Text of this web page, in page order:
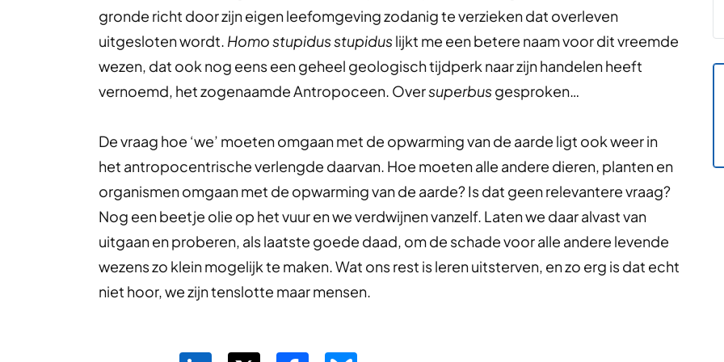
gronde richt door zijn eigen leefomgeving zodanig te verzieken dat overleven
uitgesloten wordt. Homo stupidus stupiduslijkt me een betere naam voor dit vreemde
wezen, dat ook nog eens een geheel geologisch tijdperk naar zijn handelen heeft
vernoemd, het zogenaamde Antropoceen. Oversuperbusgesproken…
De vraag hoe ‘we’ moeten omgaan met de opwarming van de aarde ligt ook weer in
het antropocentrische verlengde daarvan. Hoe moeten alle andere dieren, planten en
organismen omgaan met de opwarming van de aarde? Is dat geen relevantere vraag?
Nog een beetje olie op het vuur en we verdwijnen vanzelf. Laten we daar alvast van
uitgaan en proberen, als laatste goede daad, om de schade voor alle andere levende
wezens zo klein mogelijk te maken. Wat ons rest is leren uitsterven, en zo erg is dat echt
niet hoor, we zijn tenslotte maar mensen.